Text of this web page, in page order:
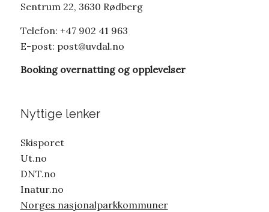
Sentrum 22, 3630 Rødberg
Telefon: +47 902 41 963
E-post: post@uvdal.no
Booking overnatting og opplevelser
Nyttige lenker
Skisporet
Ut.no
DNT.no
Inatur.no
Norges nasjonalparkkommuner